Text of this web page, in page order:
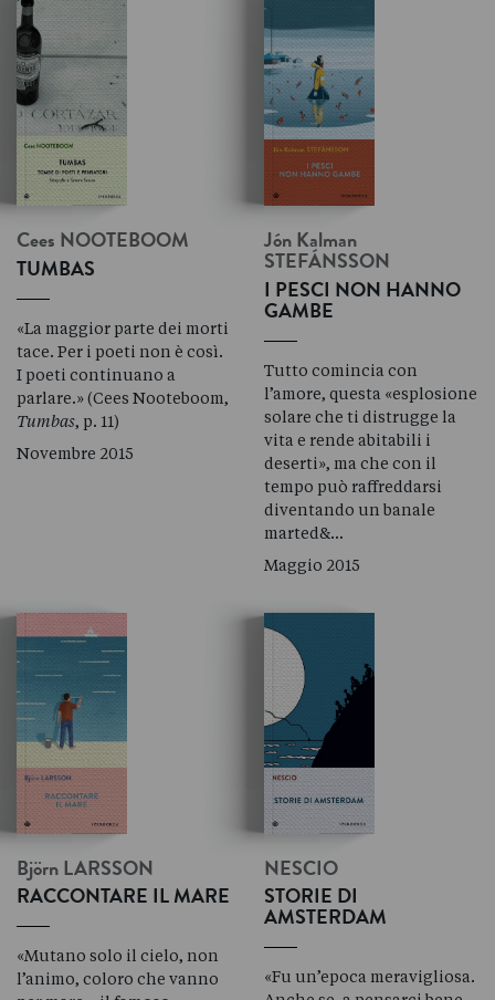
Cees NOOTEBOOM
TUMBAS
«La maggior parte dei morti
tace. Per i poeti non è così.
I poeti continuano a
parlare.» (Cees Nooteboom,
Tumbas, p. 11)
Novembre 2015
Jón Kalman
STEFÁNSSON
I PESCI NON HANNO
GAMBE
Tutto comincia con
l’amore, questa «esplosione
solare che ti distrugge la
vita e rende abitabili i
deserti», ma che con il
tempo può raffreddarsi
diventando un banale
marted&…
Maggio 2015
Björn LARSSON
RACCONTARE IL MARE
«Mutano solo il cielo, non
l’animo, coloro che vanno
NESCIO
STORIE DI
AMSTERDAM
«Fu un’epoca meravigliosa.